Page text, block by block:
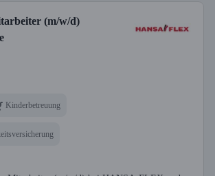
(m/w/d)
Kinderbetreuung